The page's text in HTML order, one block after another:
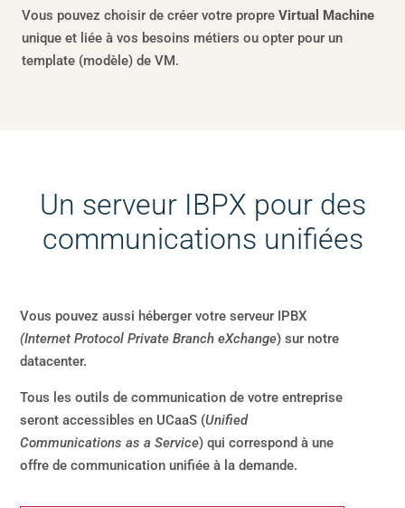
Vous pouvez choisir de créer votre propre Virtual Machine
unique et liée à vos besoins métiers ou opter pour un
template (modèle) de VM.
Un serveur IBPX pour des
communications unifiées
Vous pouvez aussi héberger votre serveur IPBX
(Internet Protocol Private Branch eXchange) sur notre
datacenter.
Tous les outils de communication de votre entreprise
seront accessibles en UCaaS (Unified
Communications as a Service) qui correspond à une
offre de communication unifiée à la demande.